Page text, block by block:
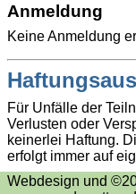
Anmeldung
Keine Anmeldung
Für Unfälle der
Verlusten oder
keinerlei Haftung.
erfolgt immer auf
Webdesign und